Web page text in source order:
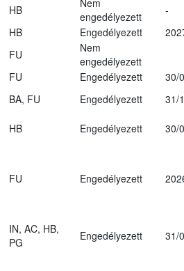
HB
Nem
engedélyezett
-
HB Engedélyezett
FU
Nem
engedélyezett
FU Engedélyezett
30/
BA, FU Engedélyezett
31/
HB Engedélyezett
30/
FU Engedélyezett
IN, AC, HB,
PG
Engedélyezett 31/